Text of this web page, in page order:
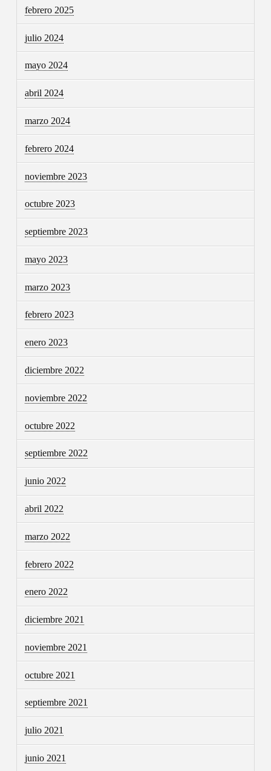
febrero 2025
julio 2024
mayo 2024
abril 2024
marzo 2024
febrero 2024
noviembre 2023
octubre 2023
septiembre 2023
mayo 2023
marzo 2023
febrero 2023
enero 2023
diciembre 2022
noviembre 2022
octubre 2022
septiembre 2022
junio 2022
abril 2022
marzo 2022
febrero 2022
enero 2022
diciembre 2021
noviembre 2021
octubre 2021
septiembre 2021
julio 2021
junio 2021